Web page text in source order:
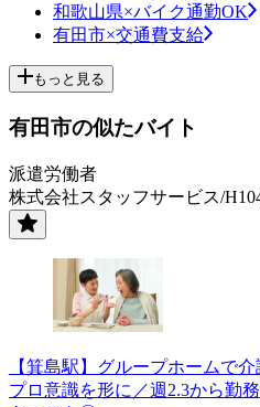
和歌山県×バイク通勤OK
有田市×交通費支給
もっと見る
有田市の似たバイト
派遣労働者
株式会社スタッフサービス/
【箕島駅】グループホームで
プロ意識を形に／週2.3から勤